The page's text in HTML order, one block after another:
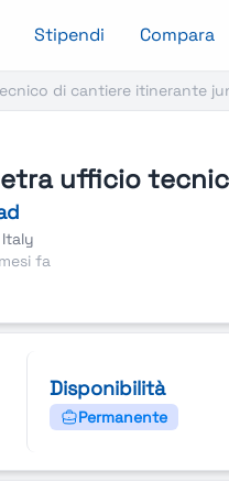
Stipendi Compara
di cantiere itinerante
ufficio
fa
Disponibilità
Permanente